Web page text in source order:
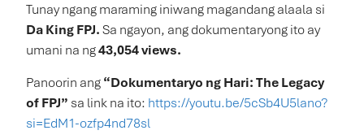
Tunay ngang maraming iniwang magandang alaala si
Da King FPJ.Sa ngayon, ang dokumentaryong ito ay
umani na ng43,054 views.
Panoorin ang“Dokumentaryo ng Hari: The Legacy
of FPJ” sa link na ito: https://youtu.be/5cSb4U5lano?
si=EdM1-ozfp4nd78sl